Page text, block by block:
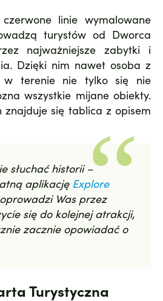
czerwone linie wymalowane
turystów od Dworca
najważniejsze zabytki i
Dzięki nim nawet osoba z
w terenie nie tylko się nie
wszystkie mijane obiekty.
znajduje się tablica z opisem
słuchać historii –
aplikację Explore
Was przez
się do kolejnej atrakcji,
zacznie opowiadać o
Turystyczna